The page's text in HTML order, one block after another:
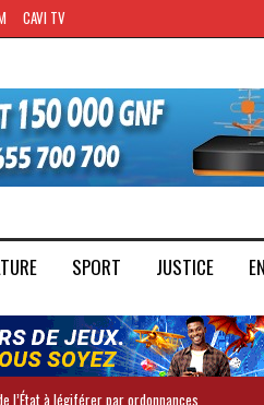
CAVI TV
SPORT JUSTICE
l’État à légiférer par ordonnances